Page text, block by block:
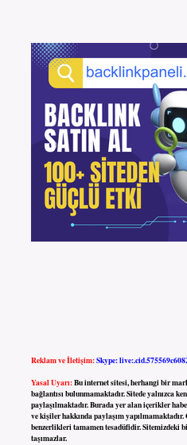
Reklam ve İletişim:Skype:
Yasal Uyarı:Bu internet sitesi, herhangi bir
bağlantısı bulunmamaktadır. Sitede yalnızca
paylaşılmaktadır. Burada yer alan içerikler
ve kişiler hakkında paylaşım
benzerlikleri tamamen tesadüfidir. Sitemizdeki
taşımazlar.